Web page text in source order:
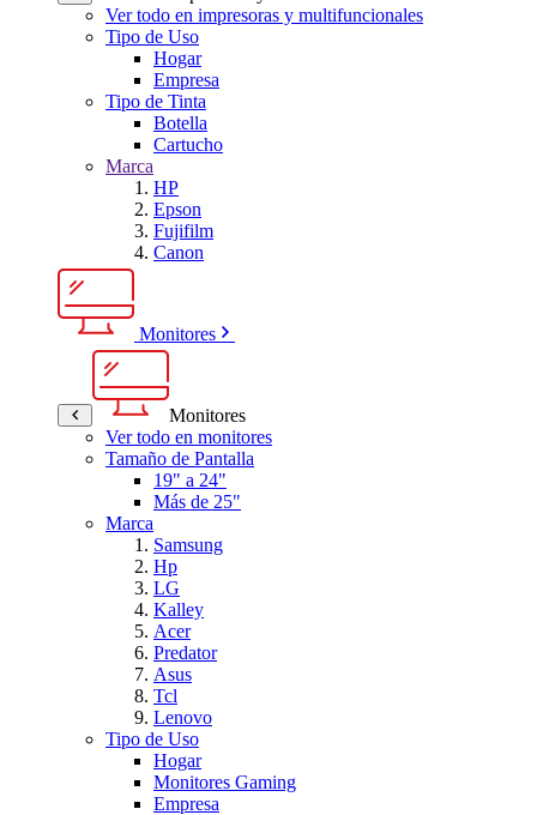
Ver todo en impresoras y multifuncionales
Tipo de Uso
Hogar
Empresa
Tipo de Tinta
Botella
Cartucho
Marca
HP
Epson
Fujifilm
Canon
Monitores
Monitores
Ver todo en monitores
Tamaño de Pantalla
19" a 24"
Más de 25"
Marca
Samsung
Hp
LG
Kalley
Acer
Predator
Asus
Tcl
Lenovo
Tipo de Uso
Hogar
Monitores Gaming
Empresa